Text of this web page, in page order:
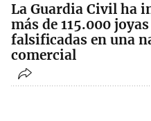
La Guardia Civil ha
más de 115.000
falsificadas en una
comercial